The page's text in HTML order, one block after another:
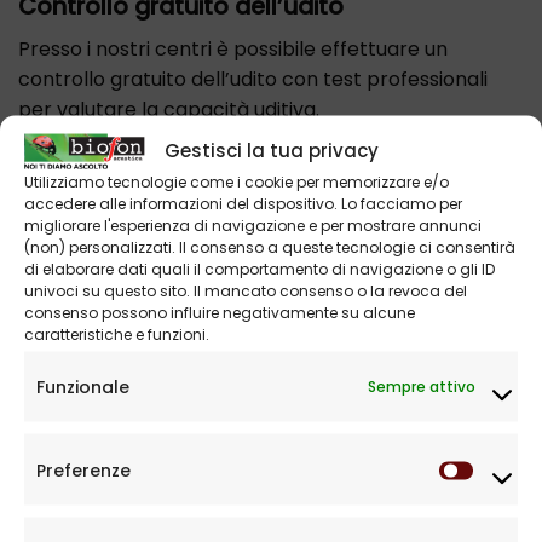
Gestisci la tua privacy
Utilizziamo tecnologie come i cookie per memorizzare e/o
accedere alle informazioni del dispositivo. Lo facciamo per
migliorare l'esperienza di navigazione e per mostrare annunci
(non) personalizzati. Il consenso a queste tecnologie ci consentirà
di elaborare dati quali il comportamento di navigazione o gli ID
univoci su questo sito. Il mancato consenso o la revoca del
consenso possono influire negativamente su alcune
caratteristiche e funzioni.
Funzionale Sempre attivo
Preferenze
Controllo gratuito dell’udito
Presso i nostri centri è possibile effettuare un
controllo gratuito dell’udito con test professionali
per valutare la capacità uditiva.
Occhiali Acustici
Nuance Audio: il